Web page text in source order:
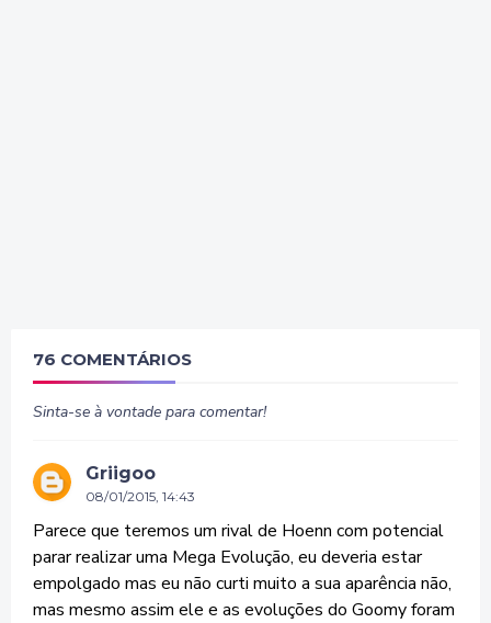
76 COMENTÁRIOS
Sinta-se à vontade para comentar!
Griigoo
08/01/2015, 14:43
Parece que teremos um rival de Hoenn com potencial
parar realizar uma Mega Evolução, eu deveria estar
empolgado mas eu não curti muito a sua aparência não,
mas mesmo assim ele e as evoluções do Goomy foram